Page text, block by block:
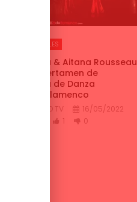
REVISTAS DIGITALES
Irene Correa & Aitana Rousseau
“Binomio” Certamen de
Coreografía de Danza
Española y Flamenco
DE FLAMENCO TV
16/05/2022
1 0